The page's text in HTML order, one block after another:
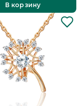
В корзину